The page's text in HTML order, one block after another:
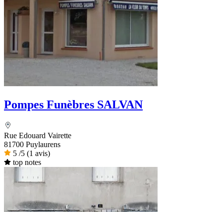
Pompes Funèbres SALVAN
Rue Edouard Vairette
81700 Puylaurens
5 /5 (1 avis)
top notes